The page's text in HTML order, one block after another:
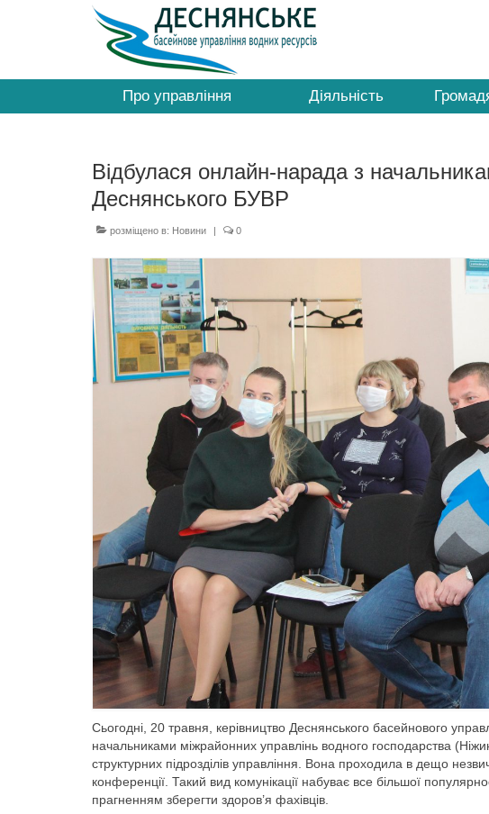
Про управління Діяльність
Відбулася онлайн-нарада з
Деснянського БУВР
розміщено в: Новини | 0
Сьогодні, 20 травня, керівництво Деснянського басейнового
начальниками міжрайонних управлінь водного господарства
структурних підрозділів управління. Вона проходила в дещо
конференції. Такий вид комунікації набуває все більшої
прагненням зберегти здоров’я фахівців.